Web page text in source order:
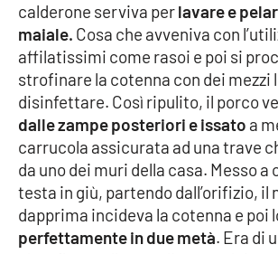
calderone serviva perlavare e
maiale. Cosa che avveniva con
affilatissimi come rasoi e poi si
strofinare la cotenna con dei mezzi
disinfettare. Così ripulito, il porco
dalle zampe posteriori e issato a
carrucola assicurata ad una trave
da uno dei muri della casa. Messo a
testa in giù, partendo dall’orifizio, il
dapprima incideva la cotenna e poi
perfettamente in due metà. Era di